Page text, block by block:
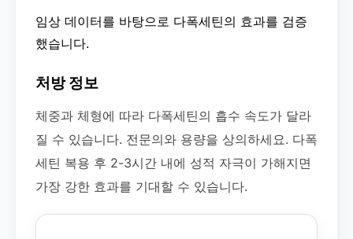
임상 데이터를 바탕으로 다폭세틴의 효과를 검증
했습니다.
처방 정보
체중과 체형에 따라 다폭세틴의 흡수 속도가 달라
질 수 있습니다. 전문의와 용량을 상의하세요. 다폭
세틴 복용 후 2-3시간 내에 성적 자극이 가해지면
가장 강한 효과를 기대할 수 있습니다.